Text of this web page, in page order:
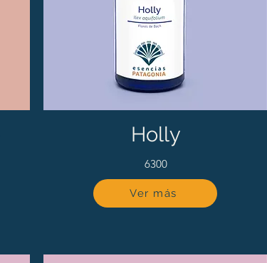
Holly
6300
Ver más